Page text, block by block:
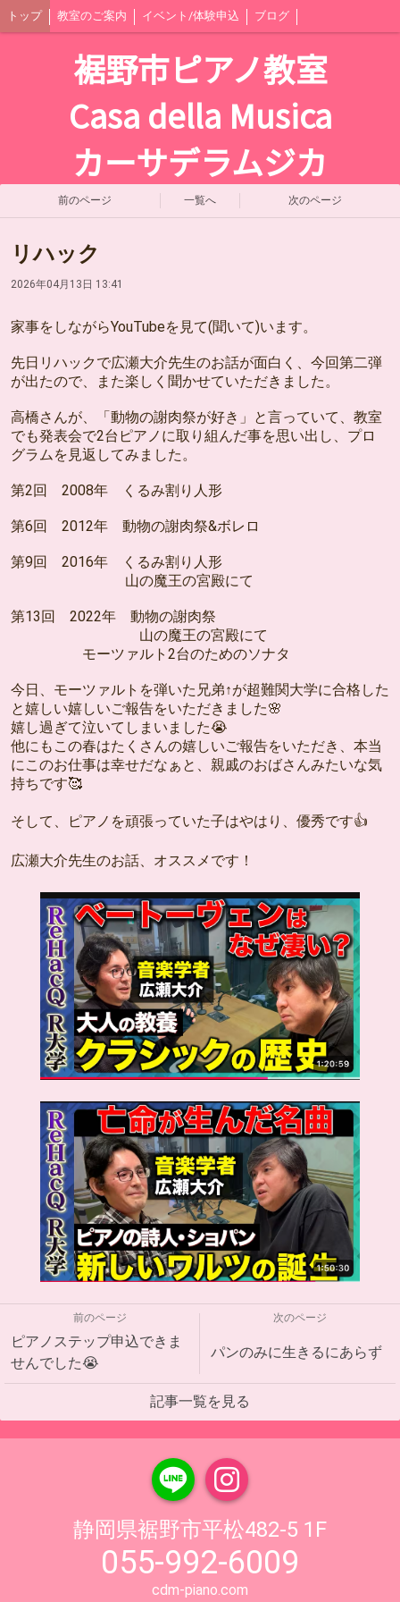
トップ 教室のご案内 イベント/体験申込 ブログ
裾野市ピアノ教室
Casa della Musica
カーサデラムジカ
前のページ 一覧へ 次のページ
リハック
2026年04月13日 13:41
家事をしながらYouTubeを見て(聞いて)います。
先日リハックで広瀬大介先生のお話が面白く、今回第二弾
が出たので、また楽しく聞かせていただきました。
高橋さんが、「動物の謝肉祭が好き」と言っていて、教室
でも発表会で2台ピアノに取り組んだ事を思い出し、プロ
グラムを見返してみました。
第2回 2008年 くるみ割り人形
第6回 2012年 動物の謝肉祭&ボレロ
第9回 2016年 くるみ割り人形
山の魔王の宮殿にて
第13回 2022年 動物の謝肉祭
山の魔王の宮殿にて
モーツァルト2台のためのソナタ
今日、モーツァルトを弾いた兄弟↑が超難関大学に合格した
と嬉しい嬉しいご報告をいただきました🌸
嬉し過ぎて泣いてしまいました😭
他にもこの春はたくさんの嬉しいご報告をいただき、本当
にこのお仕事は幸せだなぁと、親戚のおばさんみたいな気
持ちです🥰
そして、ピアノを頑張っていた子はやはり、優秀です👍
広瀬大介先生のお話、オススメです！
前のページ
ピアノステップ申込できま
せんでした😭
次のページ
パンのみに生きるにあらず
記事一覧を見る
静岡県裾野市平松482-5 1F
055-992-6009
cdm-piano.com